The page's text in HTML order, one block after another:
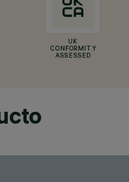
UK
CONFORMITY
ASSESSED